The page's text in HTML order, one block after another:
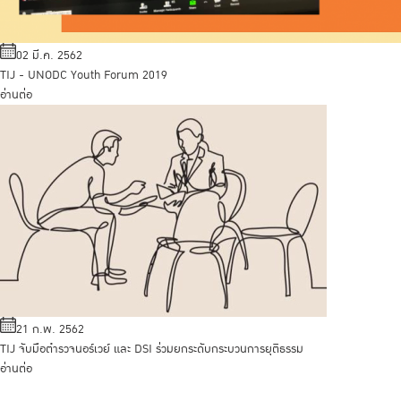
02 มี.ค. 2562
TIJ - UNODC Youth Forum 2019
อ่านต่อ
21 ก.พ. 2562
TIJ จับมือตำรวจนอร์เวย์ และ DSI ร่วมยกระดับกระบวนการยุติธรรม
อ่านต่อ